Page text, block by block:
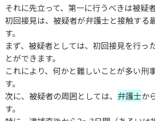
それに先立って、第一に行うべきは被疑
初回接見は、被疑者が弁護士と接触する
す。
まず、被疑者としては、初回接見を行
とができます。
これにより、何かと難しいことが多い刑
す。
次に、被疑者の周囲としては、 弁護士か
す。